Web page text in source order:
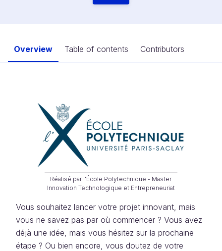
Overview Table of contents Contributors
Réalisé par l'École Polytechnique - Master
Innovation Technologique et Entrepreneuriat
Vous souhaitez lancer votre projet innovant, mais
vous ne savez pas par où commencer ? Vous avez
déjà une idée, mais vous hésitez sur la prochaine
étape ? Ou bien encore, vous doutez de votre